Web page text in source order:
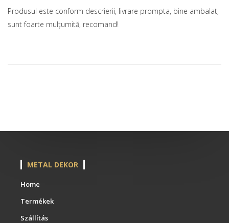
Produsul este conform descrierii, livrare prompta, bine ambalat,
sunt foarte mulțumită, recomand!
METAL DEKOR
Home
Termékek
Szállítás